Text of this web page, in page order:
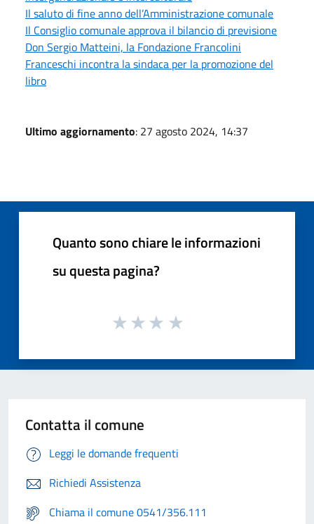
Il saluto di fine anno dell’Amministrazione comunale
Il Consiglio comunale approva il bilancio di previsione
Don Sergio Matteini, la Fondazione Francolini
Franceschi incontra la sindaca per la promozione del
libro
Ultimo aggiornamento: 27 agosto 2024, 14:37
Quanto sono chiare le informazioni
su questa pagina?
Contatta il comune
Leggi le domande frequenti
Richiedi Assistenza
Chiama il comune 0541/356.111